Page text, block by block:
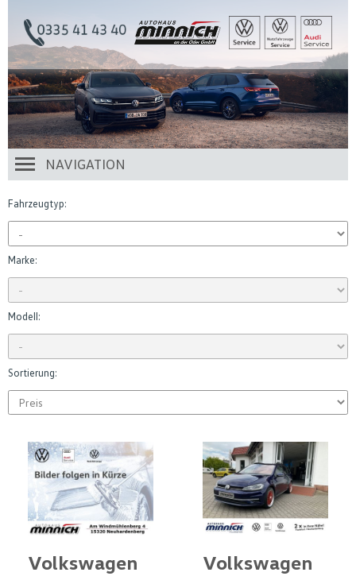
NAVIGATION
Fahrzeugtyp:
Marke:
Modell:
Sortierung:
Volkswagen
Volkswagen